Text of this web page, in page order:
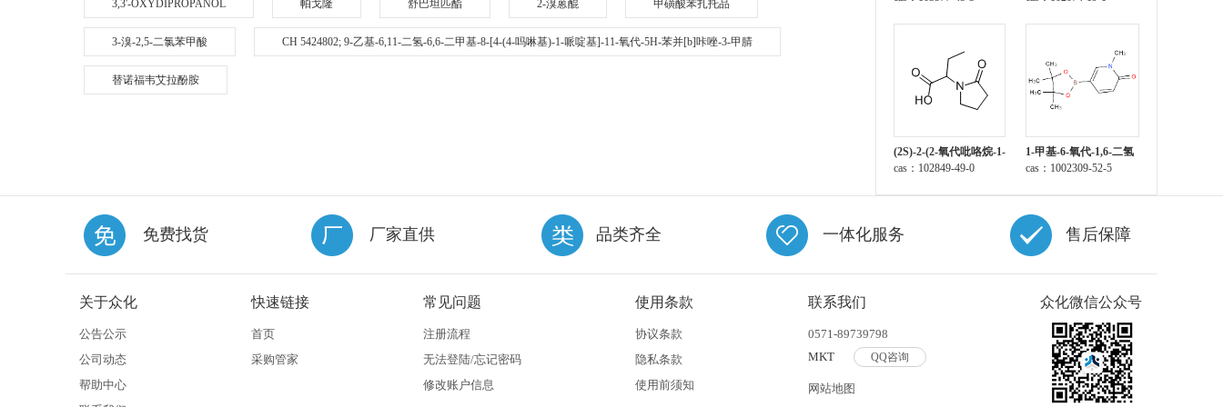
3,3'-OXYDIPROPANOL 帕戈隆 舒巴坦匹酯 2-溴蒽醌 甲磺酸苯扎托品
3-溴-2,5-二氯苯甲酸 CH 5424802; 9-乙基-6,11-二氢-6,6-二甲基-8-[4-(4-吗啉基)-1-哌啶基]-11-氧代-5H-苯并[b]咔唑-3-甲腈
替诺福韦艾拉酚胺
(2S)-2-(2-氧代吡咯烷-1-
基)丁酸
cas：102849-49-0
1-甲基-6-氧代-1,6-二氢
吡啶-3-硼酸频那醇酯
cas：1002309-52-5
免费找货 厂家直供 品类齐全 一体化服务 售后保障
关于众化
公告公示
公司动态
帮助中心
快速链接
首页
采购管家
常见问题
注册流程
无法登陆/忘记密码
修改账户信息
使用条款
协议条款
隐私条款
使用前须知
联系我们
0571-89739798
MKT
QQ咨询
网站地图
众化微信公众号